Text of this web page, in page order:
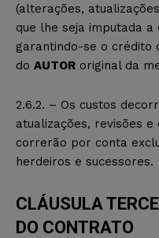
(alterações,
que lhe seja imputada
garantindo-se o crédito
do AUTOR original da
2.6.2. – Os custos
atualizações, revisões
correrão por conta
herdeiros e sucessores.
CLÁUSULA
DO CONTRATO